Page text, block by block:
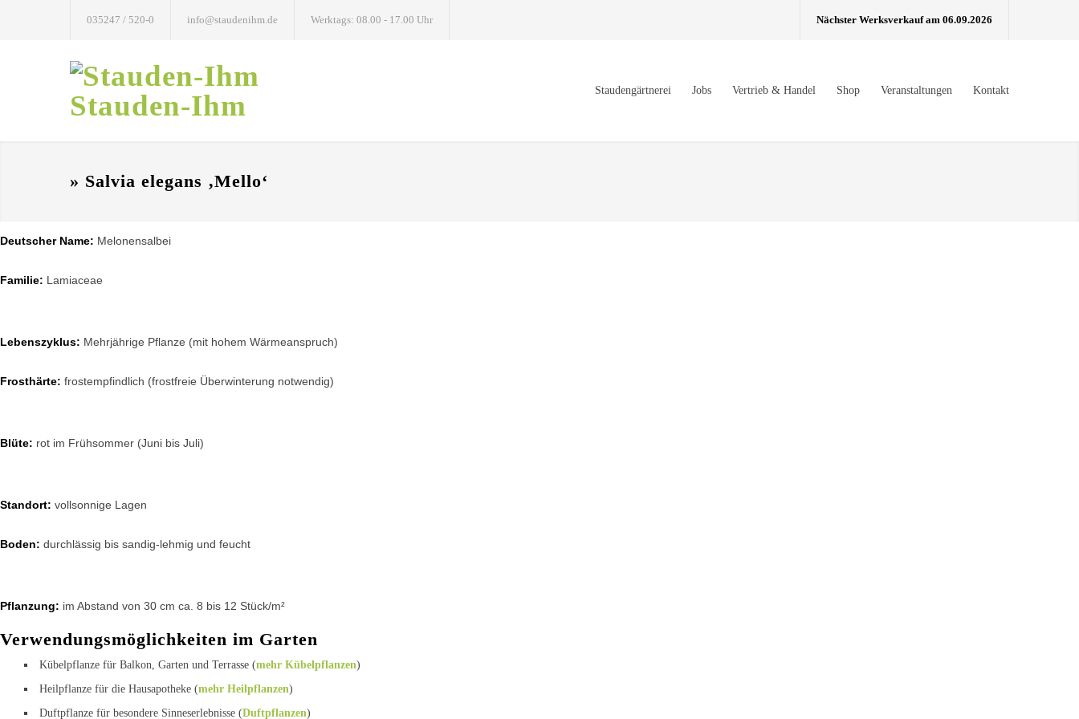
035247 / 520-0 info@staudenihm.de Werktags: 08.00 - 17.00 Uhr Nächster Werksverkauf am 06.09.2026
Stauden-Ihm Staudengärtnerei Jobs Vertrieb & Handel Shop Veranstaltungen Kontakt
» Salvia elegans ‚Mello‘
Deutscher Name: Melonensalbei
Familie: Lamiaceae
Lebenszyklus: Mehrjährige Pflanze (mit hohem Wärmeanspruch)
Frosthärte: frostempfindlich (frostfreie Überwinterung notwendig)
Blüte: rot im Frühsommer (Juni bis Juli)
Standort: vollsonnige Lagen
Boden: durchlässig bis sandig-lehmig und feucht
Pflanzung: im Abstand von 30 cm ca. 8 bis 12 Stück/m²
Verwendungsmöglichkeiten im Garten
Kübelpflanze für Balkon, Garten und Terrasse (mehr Kübelpflanzen)
Heilpflanze für die Hausapotheke (mehr Heilpflanzen)
Duftpflanze für besondere Sinneserlebnisse (Duftpflanzen)